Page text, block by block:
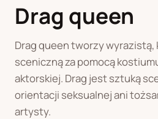
J
K L M N O
T
U W Z Ł
Drag queen
Drag queen tworzy
sceniczną za pomocą
aktorskiej. Drag jest sztuką
orientacji seksualnej ani
artysty.